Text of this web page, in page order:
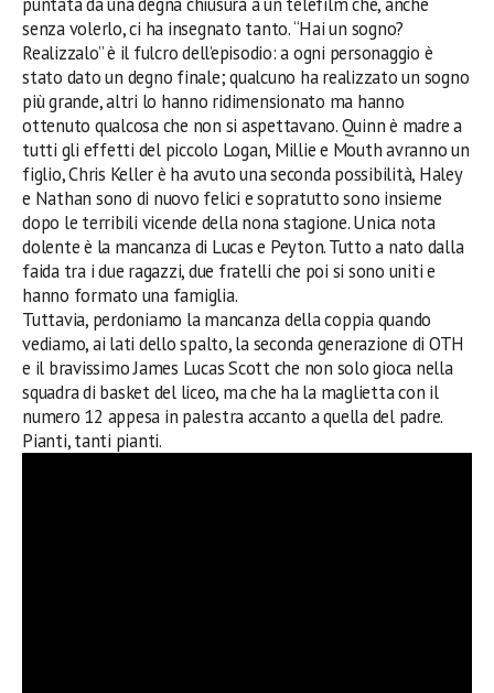
senza volerlo, ci ha insegnato tanto. “Hai un sogno?
Realizzalo” è il fulcro dell’episodio: a ogni personaggio è
stato dato un degno finale; qualcuno ha realizzato un sogno
più grande, altri lo hanno ridimensionato ma hanno
ottenuto qualcosa che non si aspettavano. Quinn è madre a
tutti gli effetti del piccolo Logan, Millie e Mouth avranno un
figlio, Chris Keller è ha avuto una seconda possibilità, Haley
e Nathan sono di nuovo felici e sopratutto sono insieme
dopo le terribili vicende della nona stagione. Unica nota
dolente è la mancanza di Lucas e Peyton. Tutto a nato dalla
faida tra i due ragazzi, due fratelli che poi si sono uniti e
hanno formato una famiglia.
Tuttavia, perdoniamo la mancanza della coppia quando
vediamo, ai lati dello spalto, la seconda generazione di OTH
e il bravissimo James Lucas Scott che non solo gioca nella
squadra di basket del liceo, ma che ha la maglietta con il
numero 12 appesa in palestra accanto a quella del padre.
Pianti, tanti pianti.